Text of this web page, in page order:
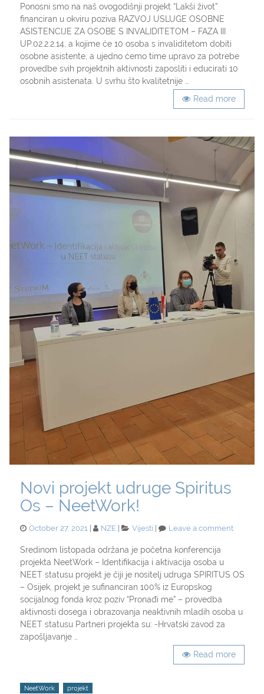
web
stranicu
našeg
projekta
“Lakši
život”
Ponosni smo na naš ovogodišnji projekt “Lakši život”
financiran u okviru poziva RAZVOJ USLUGE OSOBNE
ASISTENCIJE ZA OSOBE S INVALIDITETOM – FAZA III
UP.02.2.2.14, a kojime će 10 osoba s invaliditetom dobiti
osobne asistente, a ujedno ćemo time upravo za potrebe
provedbe svih projektnih aktivnosti zaposliti i educirati 10
osobnih asistenata. U svrhu što kvalitetnije …
Read more
Novi projekt udruge Spiritus
Os – NeetWork!
Posted
October 27, 2021 NZE Categories
Vijesti Leave a commenton
Spiritus
Os
Sredinom listopada održana je početna konferencija
projekta NeetWork – Identifikacija i aktivacija osoba u
NEET statusu projekt je čiji je nositelj udruga SPIRITUS OS
– Osijek, projekt je sufinanciran 100% iz Europskog
socijalnog fonda kroz poziv “Pronađi me” – provedba
aktivnosti dosega i obrazovanja neaktivnih mladih osoba u
NEET statusu Partneri projekta su: -Hrvatski zavod za
zapošljavanje …
Read more
Tags
NeetWork projekt